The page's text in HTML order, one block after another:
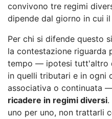
convivono tre regimi
dipende dal giorno in cui
Per chi si difende questo
la contestazione riguarda
tempo — ipotesi tutt'altro
in quelli tributari e in ogni
associativa o continuata
ricadere in regimi diversi.
uno per uno, non trattarli